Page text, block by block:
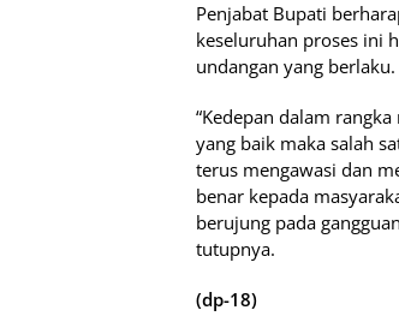
Penjabat Bupati
keseluruhan proses ini
undangan yang berlaku.
“Kedepan dalam
yang baik maka salah
terus mengawasi dan
benar kepada
berujung pada
tutupnya.
(dp-18)